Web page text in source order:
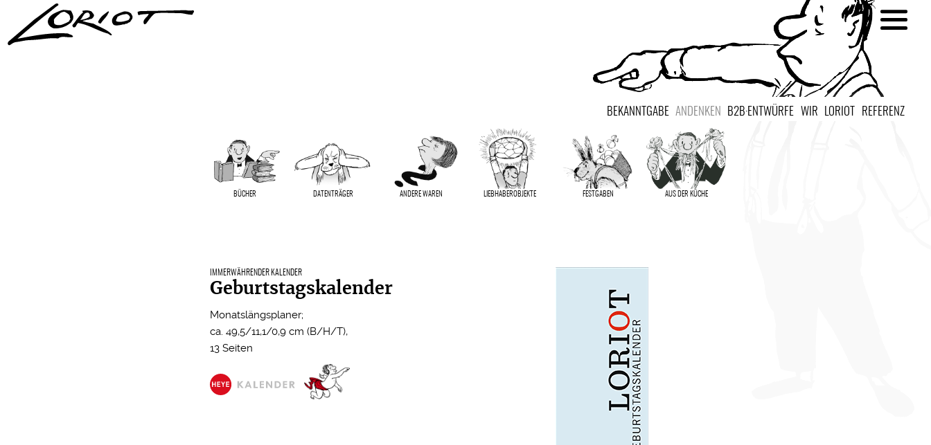
BEKANNTGABE ANDENKEN B2B·ENTWÜRFE WIR LORIOT REFERENZ
BÜCHER DATENTRÄGER ANDERE WAREN LIEBHABER­OBJEKTE FESTGABEN AUS DER KÜCHE
IMMERWÄHRENDER KALENDER
Geburtstagskalender
Monatslängsplaner;
ca. 49,5/11,1/0,9 cm (B/H/T),
13 Seiten